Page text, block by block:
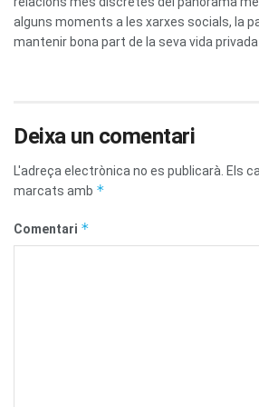
alguns moments a les xarxes socials, la
mantenir bona part de la seva vida privada
Deixa un comentari
L'adreça electrònica no es publicarà. Els
marcats amb *
Comentari *